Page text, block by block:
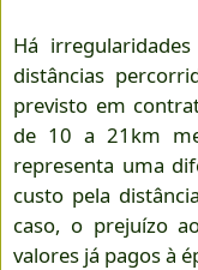
Há
distâncias
previsto em
de 10 a 21km
representa uma
custo pela
caso, o prejuízo
valores já pagos à